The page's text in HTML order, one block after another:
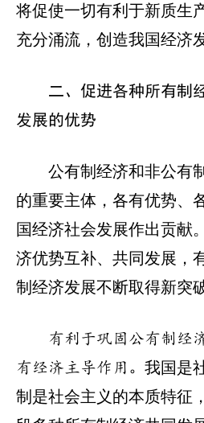
将促使一切有利于新质生
充分涌流，创造我国经济
二、促进各种所有制
发展的优势
公有制经济和非公有
的重要主体，各有优势、
国经济社会发展作出贡献
济优势互补、共同发展，
制经济发展不断取得新突
有利于巩固公有制经
有经济主导作用。 我国是
制是社会主义的本质特征